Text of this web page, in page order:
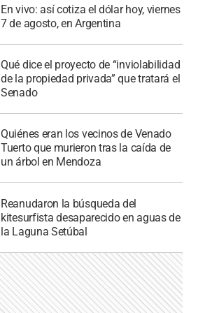
En vivo: así cotiza el dólar hoy, viernes
7 de agosto, en Argentina
Qué dice el proyecto de “inviolabilidad
de la propiedad privada” que tratará el
Senado
Quiénes eran los vecinos de Venado
Tuerto que murieron tras la caída de
un árbol en Mendoza
Reanudaron la búsqueda del
kitesurfista desaparecido en aguas de
la Laguna Setúbal